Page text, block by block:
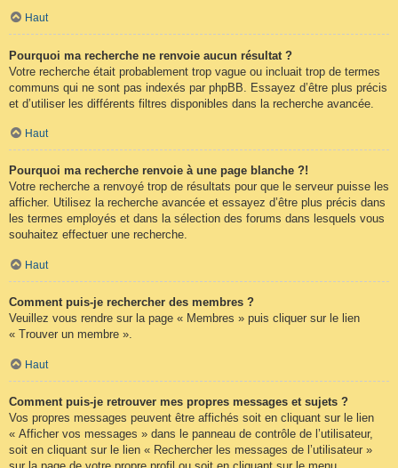
Haut
Pourquoi ma recherche ne renvoie aucun résultat ?
Votre recherche était probablement trop vague ou incluait trop de termes
communs qui ne sont pas indexés par phpBB. Essayez d’être plus précis
et d’utiliser les différents filtres disponibles dans la recherche avancée.
Haut
Pourquoi ma recherche renvoie à une page blanche ?!
Votre recherche a renvoyé trop de résultats pour que le serveur puisse les
afficher. Utilisez la recherche avancée et essayez d’être plus précis dans
les termes employés et dans la sélection des forums dans lesquels vous
souhaitez effectuer une recherche.
Haut
Comment puis-je rechercher des membres ?
Veuillez vous rendre sur la page « Membres » puis cliquer sur le lien
« Trouver un membre ».
Haut
Comment puis-je retrouver mes propres messages et sujets ?
Vos propres messages peuvent être affichés soit en cliquant sur le lien
« Afficher vos messages » dans le panneau de contrôle de l’utilisateur,
soit en cliquant sur le lien « Rechercher les messages de l’utilisateur »